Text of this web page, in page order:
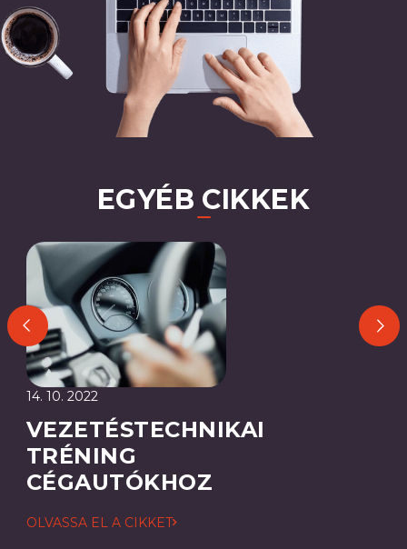
EGYÉB CIKKEK
14. 10. 2022
VEZETÉSTECHNIKAI
TRÉNING
CÉGAUTÓKHOZ
OLVASSA EL A CIKKET